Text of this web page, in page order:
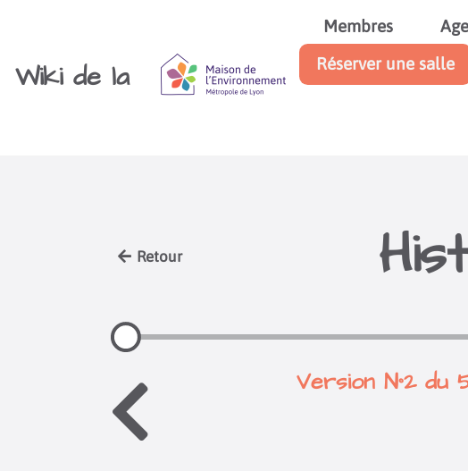
Wiki de la
Membres
Réserver une salle
Retour
Version N°2